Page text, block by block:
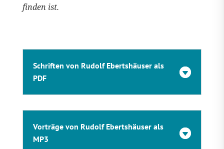
finden ist.
Schriften von Rudolf Ebertshäuser als
PDF
Vorträge von Rudolf Ebertshäuser als
MP3